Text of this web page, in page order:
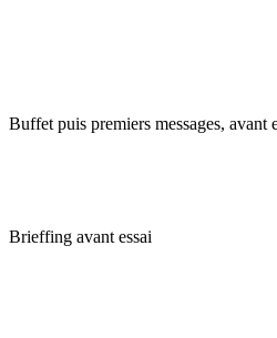
Buffet puis premiers messages, avant
Brieffing avant essai